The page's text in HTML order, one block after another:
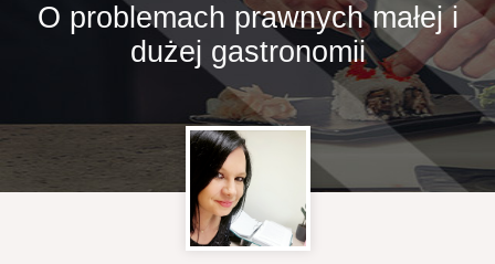
O problemach prawnych małej i
dużej gastronomii